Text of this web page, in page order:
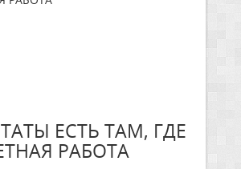
ЕСТЬ ТАМ, ГДЕ
РАБОТА